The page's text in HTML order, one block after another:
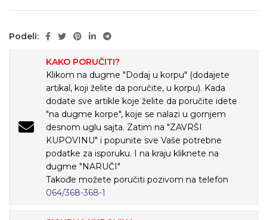
Podeli:
KAKO PORUČITI?
Klikom na dugme "Dodaj u korpu" (dodajete
artikal, koji želite da poručite, u korpu). Kada
dodate sve artikle koje želite da poručite idete
"na dugme korpe", koje se nalazi u gornjem
desnom uglu sajta. Zatim na "ZAVRŠI
KUPOVINU" i popunite sve Vaše potrebne
podatke za isporuku. I na kraju kliknete na
dugme "NARUČI"
Takođe možete poručiti pozivom na telefon
064/368-368-1